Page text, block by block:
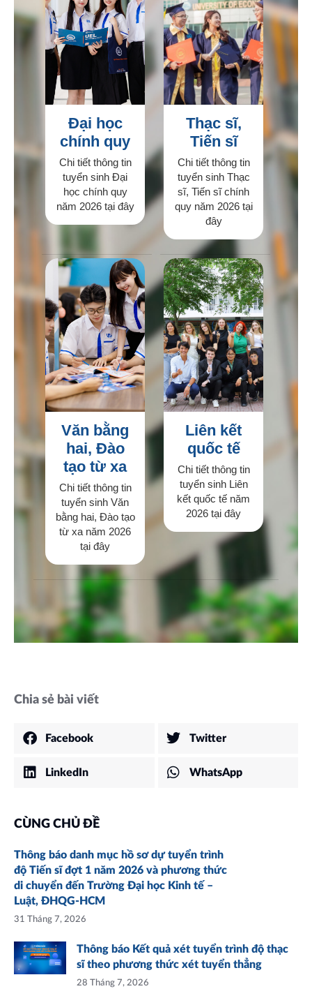
Đại học
chính quy
Chi tiết thông tin
tuyển sinh Đại
học chính quy
năm 2026 tại đây
Thạc sĩ,
Tiến sĩ
Chi tiết thông tin
tuyển sinh Thạc
sĩ, Tiến sĩ chính
quy năm 2026 tại
đây
Văn bằng
hai, Đào
tạo từ xa
Chi tiết thông tin
tuyển sinh Văn
bằng hai, Đào tạo
từ xa năm 2026
tại đây
Liên kết
quốc tế
Chi tiết thông tin
tuyển sinh Liên
kết quốc tế năm
2026 tại đây
Chia sẻ bài viết
Facebook Twitter
LinkedIn WhatsApp
CÙNG CHỦ ĐỀ
Thông báo danh mục hồ sơ dự tuyển trình
độ Tiến sĩ đợt 1 năm 2026 và phương thức
di chuyển đến Trường Đại học Kinh tế –
Luật, ĐHQG-HCM
31 Tháng 7, 2026
Thông báo Kết quả xét tuyển trình độ thạc
sĩ theo phương thức xét tuyển thẳng
28 Tháng 7, 2026